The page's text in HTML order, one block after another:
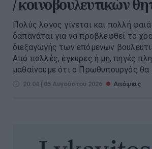
/ κοινοβουλευτικών
Πολύς λόγος γίνεται και πολλή
δαπανάται για να προβλεφθεί το
διεξαγωγής των επόμενων
Από πολλές, έγκυρες ή μη, πηγές
μαθαίνουμε ότι ο Πρωθυπουργός θα ...
20:04 | 05 Αυγούστου 2026 Απόψεις